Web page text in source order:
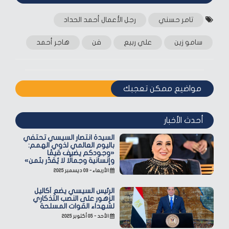
تامر حسني رجل الأعمال أحمد الحداد
سامو زين علي ربيع فن هاجر أحمد
مواضيع ممكن تعجبك
أحدث الأخبار
السيدة انتصار السيسي تحتفي
باليوم العالمي لذوي الهمم:
«وجودكم يضيف قيمًا
وإنسانية وجمالًا لا يُقدّر بثمن»
الأربعاء - ٠٣ ديسمبر ٢٠٢٥
الرئيس السيسي يضع أكاليل
الزهور على النصب التذكاري
لشهداء القوات المسلحة
الأحد - ٠٥ أكتوبر ٢٠٢٥